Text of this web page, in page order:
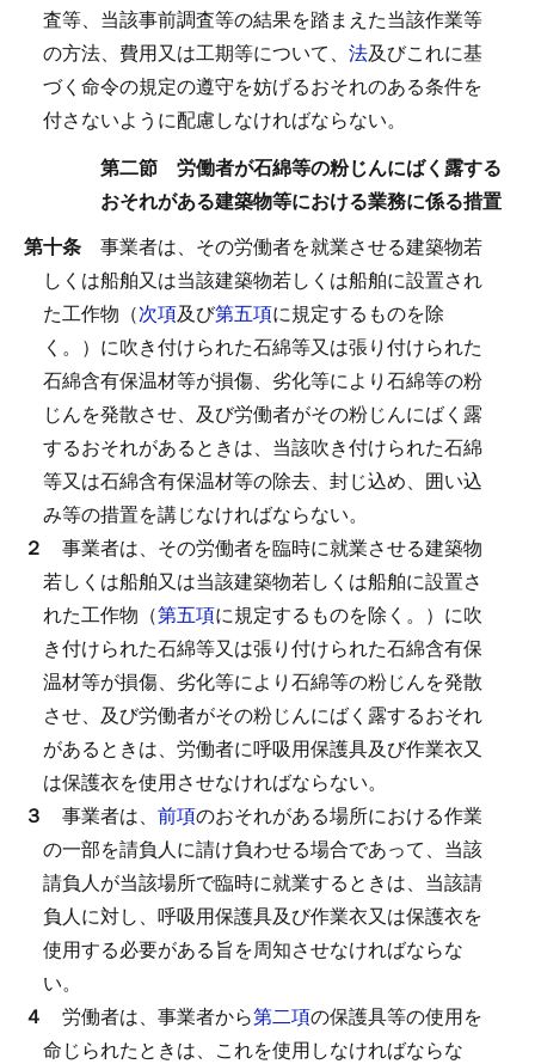
査等、当該事前調査等の結果を踏まえた当該作業等
の方法、費用又は工期等について、 法及びこれに基
づく命令の規定の遵守を妨げるおそれのある条件を
付さないように配慮しなければならない。
第二節 労働者が石綿等の粉じんにばく露する
おそれがある建築物等における業務に係る措置
第十条 事業者は、その労働者を就業させる建築物若
しくは船舶又は当該建築物若しくは船舶に設置され
た工作物（次項及び第五項に規定するものを除
く。）に吹き付けられた石綿等又は張り付けられた
石綿含有保温材等が損傷、劣化等により石綿等の粉
じんを発散させ、及び労働者がその粉じんにばく露
するおそれがあるときは、当該吹き付けられた石綿
等又は石綿含有保温材等の除去、封じ込め、囲い込
み等の措置を講じなければならない。
２ 事業者は、その労働者を臨時に就業させる建築物
若しくは船舶又は当該建築物若しくは船舶に設置さ
れた工作物（第五項に規定するものを除く。）に吹
き付けられた石綿等又は張り付けられた石綿含有保
温材等が損傷、劣化等により石綿等の粉じんを発散
させ、及び労働者がその粉じんにばく露するおそれ
があるときは、労働者に呼吸用保護具及び作業衣又
は保護衣を使用させなければならない。
３ 事業者は、 前項のおそれがある場所における作業
の一部を請負人に請け負わせる場合であって、当該
請負人が当該場所で臨時に就業するときは、当該請
負人に対し、呼吸用保護具及び作業衣又は保護衣を
使用する必要がある旨を周知させなければならな
い。
４ 労働者は、事業者から第二項の保護具等の使用を
命じられたときは、これを使用しなければならな